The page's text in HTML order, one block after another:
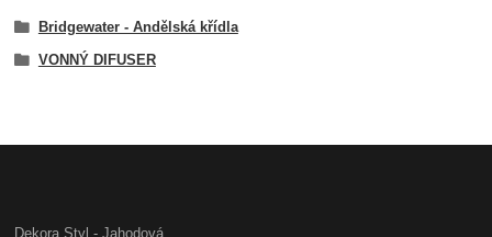
Bridgewater - Andělská křídla
VONNÝ DIFUSER
Dekora Styl - Jahodová